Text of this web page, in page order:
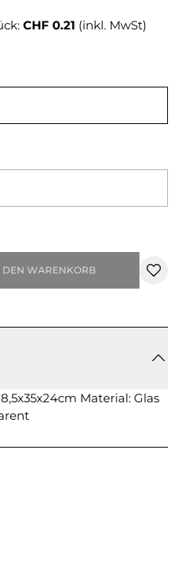
CHF 0.21 (inkl. MwSt)
DEN WARENKORB
Material: Glas